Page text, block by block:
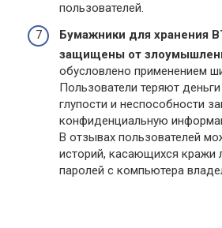
пользователей.
Бумажники для хранения
защищены от
обусловлено применением
Пользователи теряют
глупости и неспособности
конфиденциальную
В отзывах пользователей
историй, касающихся кражи
паролей с компьютера